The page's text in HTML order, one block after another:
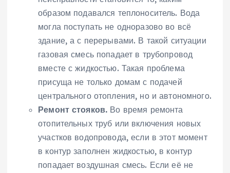
образом подавался теплоноситель. Вода
могла поступать не одноразово во всё
здание, а с перерывами. В такой ситуации
газовая смесь попадает в трубопровод
вместе с жидкостью. Такая проблема
присуща не только домам с подачей
центрального отопления, но и автономного.
Ремонт стояков. Во время ремонта
отопительных труб или включения новых
участков водопровода, если в этот момент
в контур заполнен жидкостью, в контур
попадает воздушная смесь. Если её не